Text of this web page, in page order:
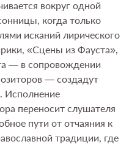
вокруг одной
когда только
исканий лирического
«Сцены из Фауста»,
— в сопровождении
— создадут
Исполнение
переносит слушателя
пути от отчаяния к
традиции, где